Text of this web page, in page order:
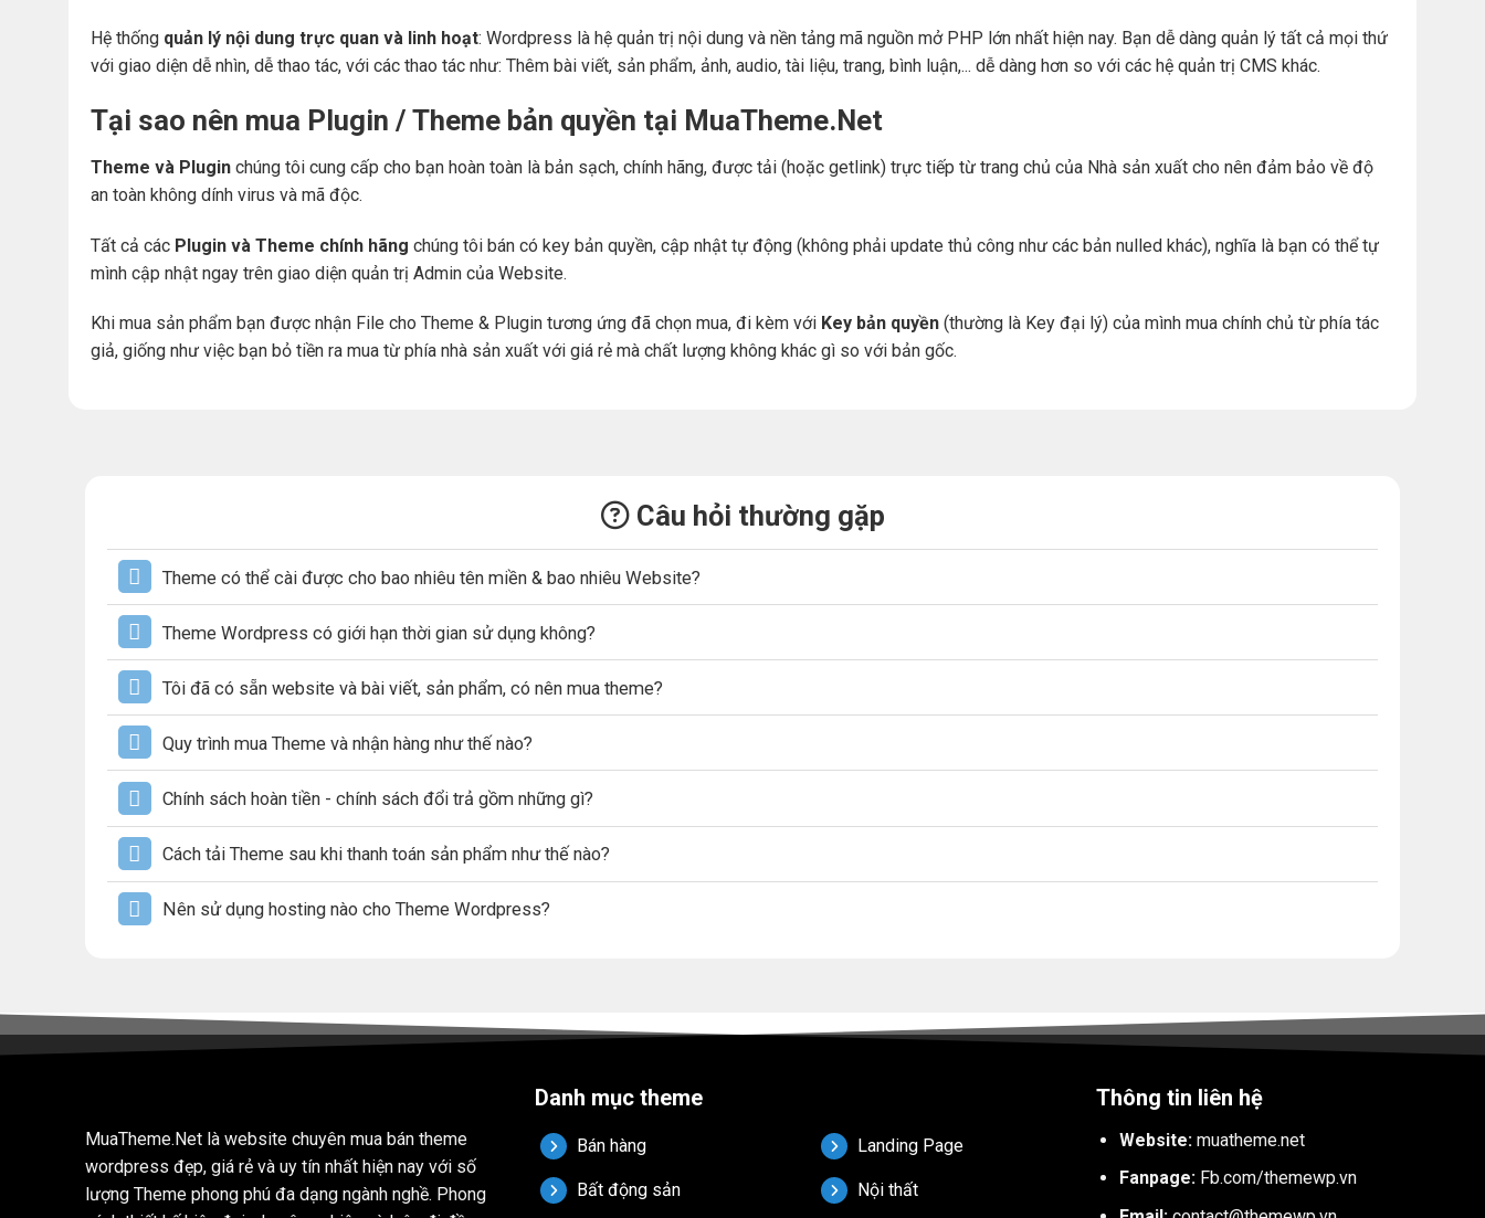
Hệ thống quản lý nội dung trực quan và linh hoạt: Wordpress là hệ quản trị nội dung và nền tảng mã nguồn mở PHP lớn nhất hiện nay. Bạn dễ dàng quản lý tất cả mọi thứ
với giao diện dễ nhìn, dễ thao tác, với các thao tác như: Thêm bài viết, sản phẩm, ảnh, audio, tài liệu, trang, bình luận,... dễ dàng hơn so với các hệ quản trị CMS khác.
Tại sao nên mua Plugin / Theme bản quyền tại MuaTheme.Net
Theme và Plugin chúng tôi cung cấp cho bạn hoàn toàn là bản sạch, chính hãng, được tải (hoặc getlink) trực tiếp từ trang chủ của Nhà sản xuất cho nên đảm bảo về độ
an toàn không dính virus và mã độc.
Tất cả các Plugin và Theme chính hãng chúng tôi bán có key bản quyền, cập nhật tự động (không phải update thủ công như các bản nulled khác), nghĩa là bạn có thể tự
mình cập nhật ngay trên giao diện quản trị Admin của Website.
Khi mua sản phẩm bạn được nhận File cho Theme & Plugin tương ứng đã chọn mua, đi kèm với Key bản quyền (thường là Key đại lý) của mình mua chính chủ từ phía tác
giả, giống như việc bạn bỏ tiền ra mua từ phía nhà sản xuất với giá rẻ mà chất lượng không khác gì so với bản gốc.
Câu hỏi thường gặp
Theme có thể cài được cho bao nhiêu tên miền & bao nhiêu Website?
Theme Wordpress có giới hạn thời gian sử dụng không?
Tôi đã có sẵn website và bài viết, sản phẩm, có nên mua theme?
Quy trình mua Theme và nhận hàng như thế nào?
Chính sách hoàn tiền - chính sách đổi trả gồm những gì?
Cách tải Theme sau khi thanh toán sản phẩm như thế nào?
Nên sử dụng hosting nào cho Theme Wordpress?
MuaTheme.Net là website chuyên mua bán theme
wordpress đẹp, giá rẻ và uy tín nhất hiện nay với số
lượng Theme phong phú đa dạng ngành nghề. Phong
Danh mục theme
Bán hàng
Bất động sản
Landing Page
Nội thất
Thông tin liên hệ
Website: muatheme.net
Fanpage: Fb.com/themewp.vn